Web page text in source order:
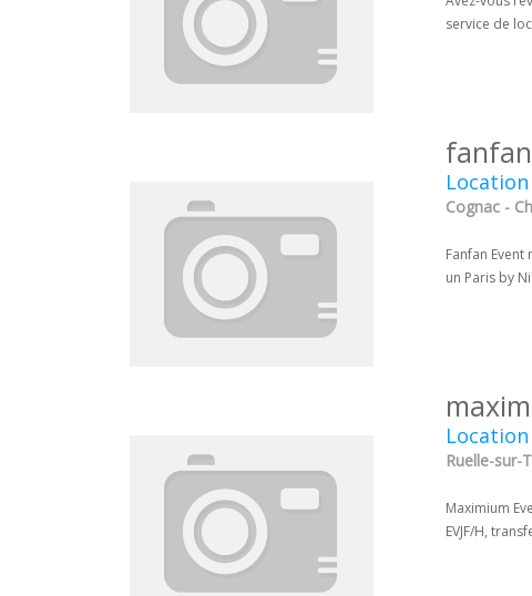
service de
Cognac -
Fanfan
un Paris by
Ruelle-sur-
Maximium
EVJF/H,